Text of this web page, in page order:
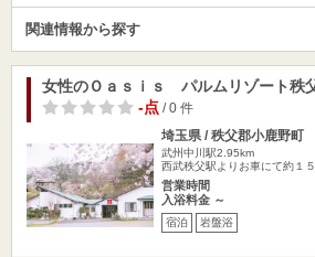
関連情報から探す
女性のＯａｓｉｓ パルムリゾート秩
-点/ 0 件
埼玉県 / 秩父郡小鹿野町
武州中川駅2.95km
西武秩父駅よりお車にて約１
営業時間
入浴料金 ～
宿泊 岩盤浴